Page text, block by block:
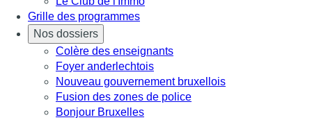
Grille des programmes
Nos dossiers
Colère des enseignants
Foyer anderlechtois
Nouveau gouvernement bruxellois
Fusion des zones de police
Bonjour Bruxelles